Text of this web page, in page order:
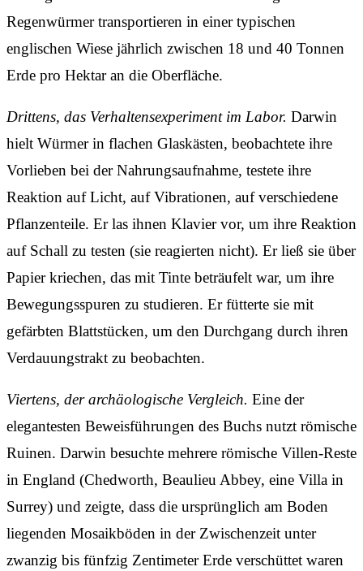
Regenwürmer transportieren in einer typischen
englischen Wiese jährlich zwischen 18 und 40 Tonnen
Erde pro Hektar an die Oberfläche.
Drittens, das Verhaltensexperiment im Labor. Darwin
hielt Würmer in flachen Glaskästen, beobachtete ihre
Vorlieben bei der Nahrungsaufnahme, testete ihre
Reaktion auf Licht, auf Vibrationen, auf verschiedene
Pflanzenteile. Er las ihnen Klavier vor, um ihre Reaktion
auf Schall zu testen (sie reagierten nicht). Er ließ sie über
Papier kriechen, das mit Tinte beträufelt war, um ihre
Bewegungsspuren zu studieren. Er fütterte sie mit
gefärbten Blattstücken, um den Durchgang durch ihren
Verdauungstrakt zu beobachten.
Viertens, der archäologische Vergleich. Eine der
elegantesten Beweisführungen des Buchs nutzt römische
Ruinen. Darwin besuchte mehrere römische Villen-Reste
in England (Chedworth, Beaulieu Abbey, eine Villa in
Surrey) und zeigte, dass die ursprünglich am Boden
liegenden Mosaikböden in der Zwischenzeit unter
zwanzig bis fünfzig Zentimeter Erde verschüttet waren